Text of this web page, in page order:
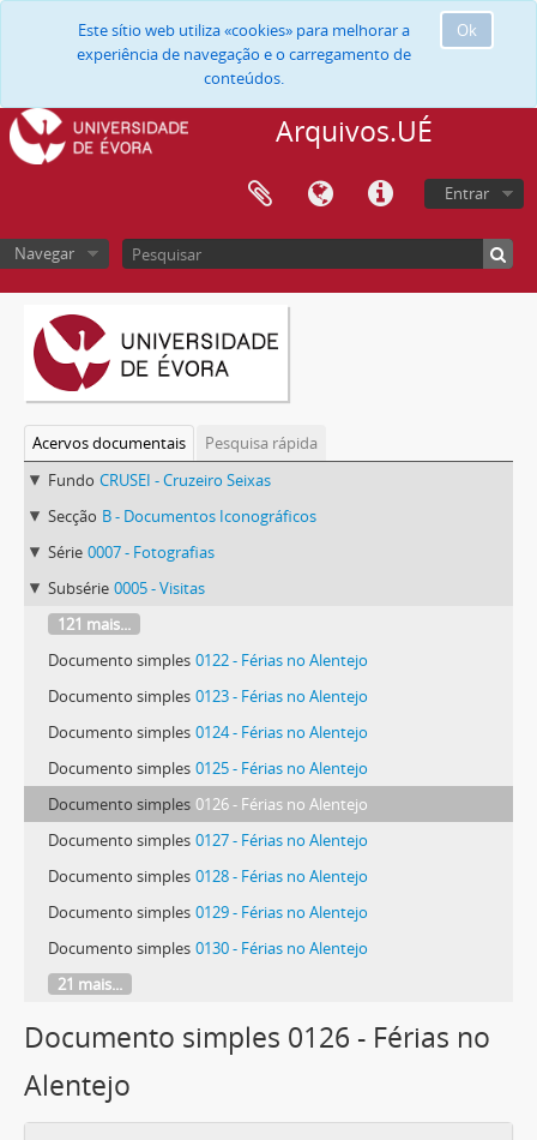
Ok
Este sítio web utiliza «cookies» para melhorar a
experiência de navegação e o carregamento de
conteúdos.
Arquivos.UÉ
Entrar
Navegar
Acervos documentais
Pesquisa rápida
Fundo CRUSEI - Cruzeiro Seixas
Secção B - Documentos Iconográficos
Série 0007 - Fotografias
Subsérie 0005 - Visitas
121 mais...
Documento simples 0122 - Férias no Alentejo
Documento simples 0123 - Férias no Alentejo
Documento simples 0124 - Férias no Alentejo
Documento simples 0125 - Férias no Alentejo
Documento simples 0126 - Férias no Alentejo
Documento simples 0127 - Férias no Alentejo
Documento simples 0128 - Férias no Alentejo
Documento simples 0129 - Férias no Alentejo
Documento simples 0130 - Férias no Alentejo
21 mais...
Documento simples 0126 - Férias no
Alentejo